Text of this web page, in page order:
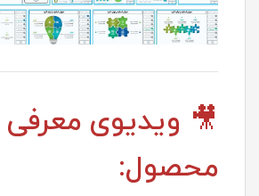
🎥 ویدیوی معرفی
محصول: